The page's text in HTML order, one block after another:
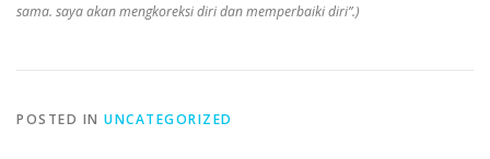
sama. saya akan mengkoreksi diri dan memperbaiki diri”.)
POSTED IN UNCATEGORIZED